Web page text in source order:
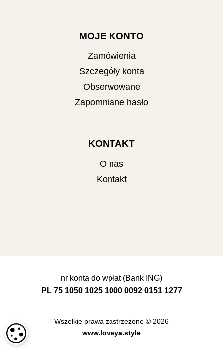
MOJE KONTO
Zamówienia
Szczegóły konta
Obserwowane
Zapomniane hasło
KONTAKT
O nas
Kontakt
nr konta do wpłat (Bank ING)
PL 75 1050 1025 1000 0092 0151 1277
Wszelkie prawa zastrzeżone © 2026
www.loveya.style
USTAWIENIA PLIKÓW COOKIE